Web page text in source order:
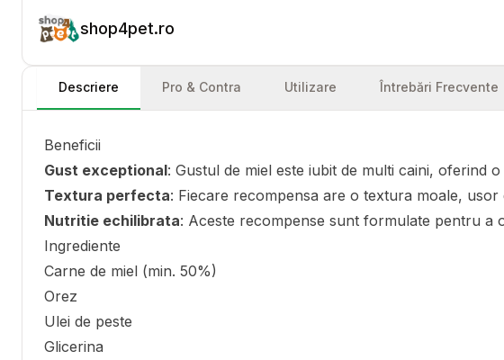
shop4pet.ro
Descriere Pro & Contra Utilizare Întrebări Frecvente
Beneficii
Gust exceptional: Gustul de miel este iubit de multi caini, oferind
Textura perfecta: Fiecare recompensa are o textura moale,
Nutritie echilibrata: Aceste recompense sunt formulate pentru a
Ingrediente
Carne de miel (min. 50%)
Orez
Ulei de peste
Glicerina